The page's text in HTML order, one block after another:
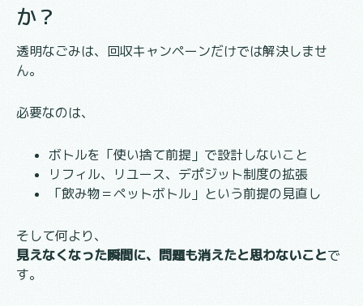
か？
透明なごみは、回収キャンペーンだけでは解決しませ
ん。
必要なのは、
ボトルを「使い捨て前提」で設計しないこと
リフィル、リユース、デポジット制度の拡張
「飲み物＝ペットボトル」という前提の見直し
そして何より、
見えなくなった瞬間に、問題も消えたと思わないことで
す。